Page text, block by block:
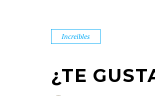
Increibles
¿TE